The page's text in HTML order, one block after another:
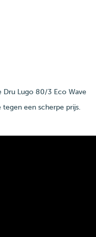
Dru Lugo 80/3 Eco Wave
tegen een scherpe prijs.